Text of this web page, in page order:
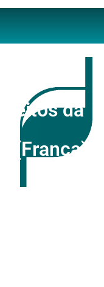
da
(França)